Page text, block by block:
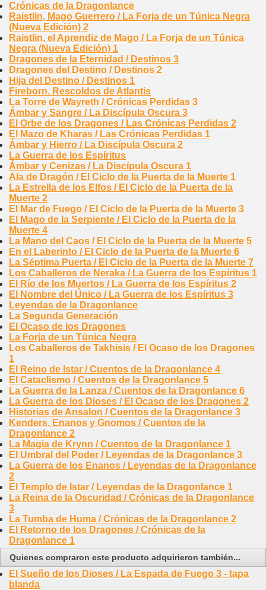
Crónicas de la Dragonlance
Raistlin, Mago Guerrero / La Forja de un Túnica Negra
(Nueva Edición) 2
Raistlin, el Aprendiz de Mago / La Forja de un Túnica
Negra (Nueva Edición) 1
Dragones de la Eternidad / Destinos 3
Dragones del Destino / Destinos 2
Hija del Destino / Destinos 1
Fireborn. Rescoldos de Atlantis
La Torre de Wayreth / Crónicas Perdidas 3
Ámbar y Sangre / La Discípula Oscura 3
El Orbe de los Dragones / Las Crónicas Perdidas 2
El Mazo de Kharas / Las Crónicas Perdidas 1
Ámbar y Hierro / La Discípula Oscura 2
La Guerra de los Espíritus
Ámbar y Cenizas / La Discípula Oscura 1
Ala de Dragón / El Ciclo de la Puerta de la Muerte 1
La Estrella de los Elfos / El Ciclo de la Puerta de la
Muerte 2
El Mar de Fuego / El Ciclo de la Puerta de la Muerte 3
El Mago de la Serpiente / El Ciclo de la Puerta de la
Muerte 4
La Mano del Caos / El Ciclo de la Puerta de la Muerte 5
En el Laberinto / El Ciclo de la Puerta de la Muerte 6
La Séptima Puerta / El Ciclo de la Puerta de la Muerte 7
Los Caballeros de Neraka / La Guerra de los Espíritus 1
El Río de los Muertos / La Guerra de los Espíritus 2
El Nombre del Único / La Guerra de los Espíritus 3
Leyendas de la Dragonlance
La Segunda Generación
El Ocaso de los Dragones
La Forja de un Túnica Negra
Los Caballeros de Takhisis / El Ocaso de los Dragones
1
El Reino de Istar / Cuentos de la Dragonlance 4
El Cataclismo / Cuentos de la Dragonlance 5
La Guerra de la Lanza / Cuentos de la Dragonlance 6
La Guerra de los Dioses / El Ocaso de los Dragones 2
Historias de Ansalon / Cuentos de la Dragonlance 3
Kenders, Enanos y Gnomos / Cuentos de la
Dragonlance 2
La Magia de Krynn / Cuentos de la Dragonlance 1
El Umbral del Poder / Leyendas de la Dragonlance 3
La Guerra de los Enanos / Leyendas de la Dragonlance
2
El Templo de Istar / Leyendas de la Dragonlance 1
La Reina de la Oscuridad / Crónicas de la Dragonlance
3
La Tumba de Huma / Crónicas de la Dragonlance 2
El Retorno de los Dragones / Crónicas de la
Dragonlance 1
Quienes compraron este producto adquirieron también...
El Sueño de los Dioses / La Espada de Fuego 3 - tapa
blanda